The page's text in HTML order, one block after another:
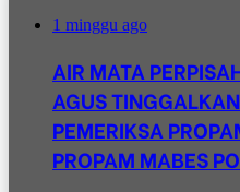
1 minggu ago
AIR MATA
AGUS
PEMERIKSA
PROPAM MABES